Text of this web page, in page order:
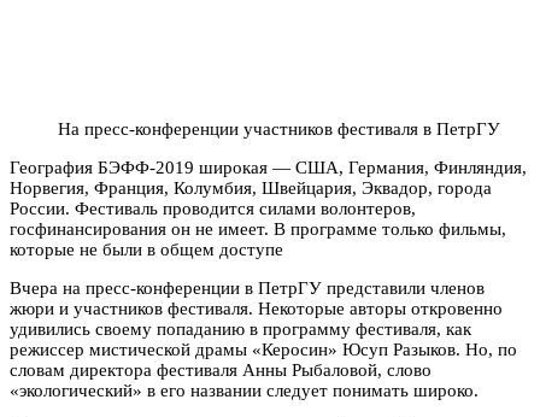
На пресс-конференции участников фестиваля в ПетрГУ
География БЭФФ-2019 широкая — США, Германия, Финляндия,
Норвегия, Франция, Колумбия, Швейцария, Эквадор, города
России. Фестиваль проводится силами волонтеров,
госфинансирования он не имеет. В программе только фильмы,
которые не были в общем доступе
Вчера на пресс-конференции в ПетрГУ представили членов
жюри и участников фестиваля. Некоторые авторы откровенно
удивились своему попаданию в программу фестиваля, как
режиссер мистической драмы «Керосин» Юсуп Разыков. Но, по
словам директора фестиваля Анны Рыбаловой, слово
«экологический» в его названии следует понимать широко.